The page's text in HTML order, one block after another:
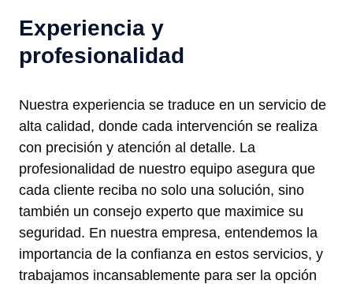
Experiencia y
profesionalidad
Nuestra experiencia se traduce en un servicio de
alta calidad, donde cada intervención se realiza
con precisión y atención al detalle. La
profesionalidad de nuestro equipo asegura que
cada cliente reciba no solo una solución, sino
también un consejo experto que maximice su
seguridad. En nuestra empresa, entendemos la
importancia de la confianza en estos servicios, y
trabajamos incansablemente para ser la opción